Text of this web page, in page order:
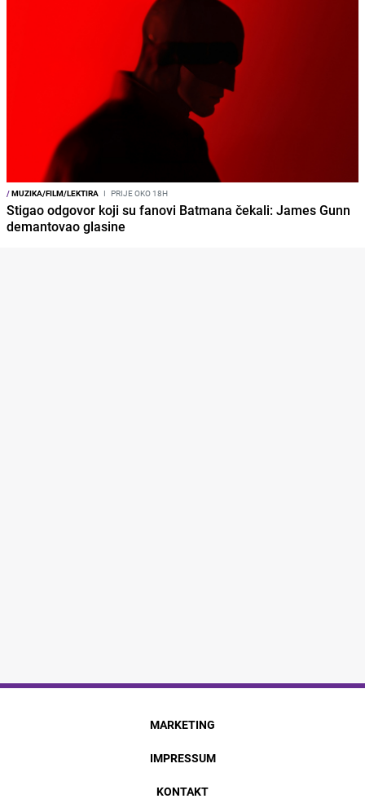
/MUZIKA/FILM/LEKTIRA I PRIJE OKO 18H
Stigao odgovor koji su fanovi Batmana čekali: James Gunn
demantovao glasine
MARKETING
IMPRESSUM
KONTAKT